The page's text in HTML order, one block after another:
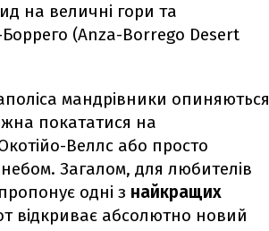
на величні гори та
(Anza-Borrego Desert
мандрівники опиняються
покататися на
Веллс або просто
Загалом, для любителів
одні з найкращих
відкриває абсолютно новий